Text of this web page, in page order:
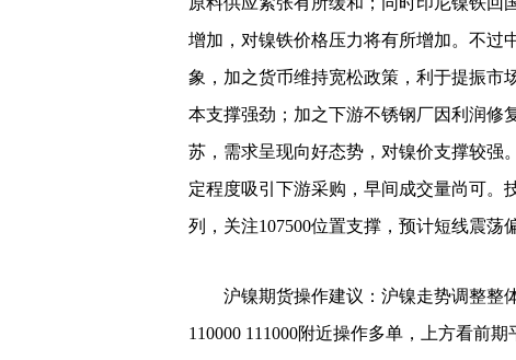
增加，对镍铁价格压力将有所增加。不过
象，加之货币维持宽松政策，利于提振市
本支撑强劲；加之下游不锈钢厂因利润修
苏，需求呈现向好态势，对镍价支撑较强
定程度吸引下游采购，早间成交量尚可。
列，关注107500位置支撑，预计短线震荡
沪镍期货操作建议：沪镍走势调整整
110000 111000附近操作多单，上方看前